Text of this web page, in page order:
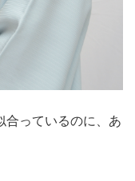
合っているのに、あ